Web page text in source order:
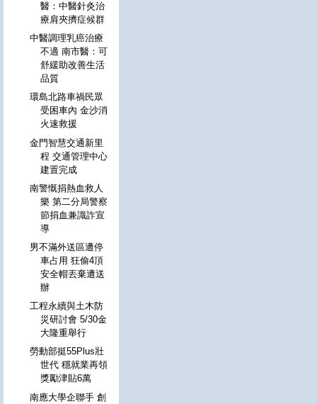
醫：中醫針灸治
療肩夾擠症候群
中醫調理乳癌治療
不適 南市醫：可
舒緩助改善生活
品質
環島北路車禍民眾
受困車內 金沙消
火速救援
金門智慧交通新里
程 交通管理中心
建置完成
南警慨捐熱血救人
樂 第二分局警察
節捐血兼識詐宣
導
男不滿外送區遭停
車占用 狂偷4頂
安全帽丟棄遭送
辦
工程永續與土木防
災研討會 5/30金
大隆重舉行
勞動部挺55Plus壯
世代 穩就業再領
獎勵津貼6萬
南應大學企聯手 創